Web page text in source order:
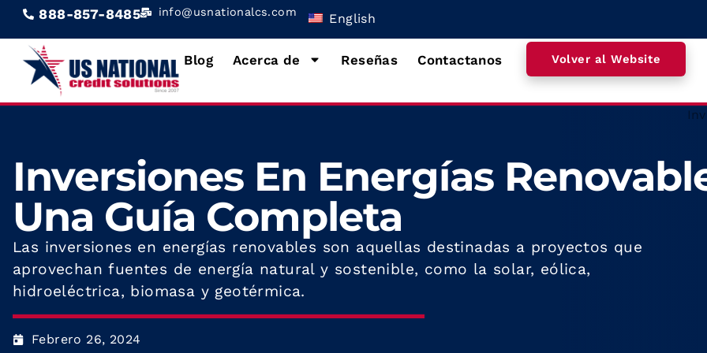
888-857-8485 info@usnationalcs.com English
Blog Acerca de Reseñas Contactanos Volver al Website
Inversiones En Energías
Una Guía Completa
Las inversiones en energías renovables son aquellas destinadas a proyectos que
aprovechan fuentes de energía natural y sostenible, como la solar, eólica,
hidroeléctrica, biomasa y geotérmica.
Febrero 26, 2024